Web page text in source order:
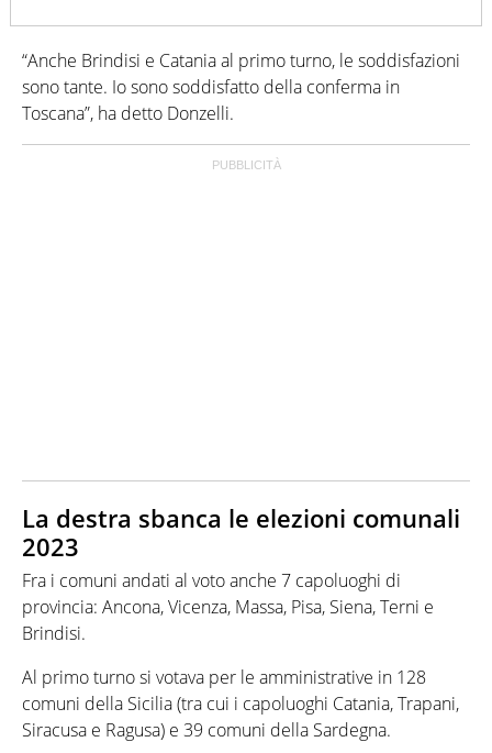
“Anche Brindisi e Catania al primo turno, le soddisfazioni
sono tante. Io sono soddisfatto della conferma in
Toscana”, ha detto Donzelli.
La destra sbanca le elezioni comunali
2023
Fra i comuni andati al voto anche 7 capoluoghi di
provincia: Ancona, Vicenza, Massa, Pisa, Siena, Terni e
Brindisi.
Al primo turno si votava per le amministrative in 128
comuni della Sicilia (tra cui i capoluoghi Catania, Trapani,
Siracusa e Ragusa) e 39 comuni della Sardegna.